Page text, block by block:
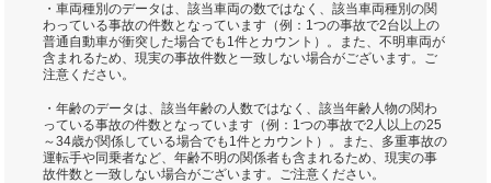
・車両種別のデータは、該当車両の数ではなく、該当車両種別の関
わっている事故の件数となっています（例：1つの事故で2台以上の
普通自動車が衝突した場合でも1件とカウント）。また、不明車両が
含まれるため、現実の事故件数と一致しない場合がございます。ご
注意ください。
・年齢のデータは、該当年齢の人数ではなく、該当年齢人物の関わ
っている事故の件数となっています（例：1つの事故で2人以上の25
～34歳が関係している場合でも1件とカウント）。また、多重事故の
運転手や同乗者など、年齢不明の関係者も含まれるため、現実の事
故件数と一致しない場合がございます。ご注意ください。